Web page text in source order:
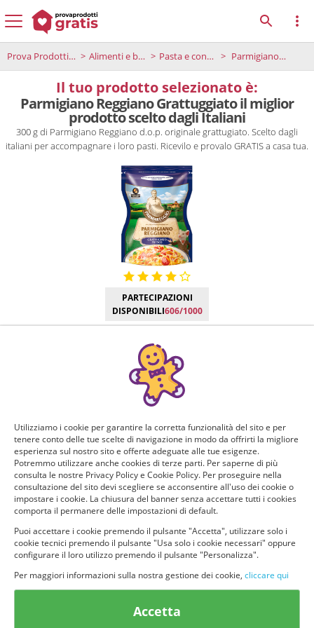
Prova Prodotti Gratis Alimenti e bevande Pasta e condimenti Parmigiano Reggiano Grattuggiato il miglior prodotto scelto dagli Italiani
Il tuo prodotto selezionato è:
Parmigiano Reggiano Grattuggiato il miglior
prodotto scelto dagli Italiani
300 g di Parmigiano Reggiano d.o.p. originale grattugiato. Scelto dagli
italiani per accompagnare i loro pasti. Ricevilo e provalo GRATIS a casa tua.
PARTECIPAZIONI
DISPONIBILI606/1000
Manca poco!
Puoi ricevere GRATIS questo nuovo prodotto, provarlo e
consigliarlo ad altri utenti. Per determinare se hai tutti i
requisiti per poter ricevere il prodotto da te selezionato e
testarlo, rispondi a questo breve questionario.
Domanda 1 di 4:
Per quante persone fai la spesa? Quanti siete in casa?
Solo io 2 persone
3 o più persone
Utilizziamo i cookie per garantire la corretta funzionalità del sito e per
tenere conto delle tue scelte di navigazione in modo da offrirti la migliore
esperienza sul nostro sito e offerte adeguate alle tue esigenze.
Potremmo utilizzare anche cookies di terze parti. Per saperne di più
consulta le nostre Privacy Policy e Cookie Policy. Per proseguire nella
consultazione del sito devi scegliere se acconsentire all'uso dei cookie o
impostare i cookie. La chiusura del banner senza accettare tutti i cookies
comporta il permanere delle impostazioni di default.
Puoi accettare i cookie premendo il pulsante "Accetta", utilizzare solo i
cookie tecnici premendo il pulsante "Usa solo i cookie necessari" oppure
configurare il loro utilizzo premendo il pulsante "Personalizza".
Per maggiori informazioni sulla nostra gestione dei cookie, cliccare qui
Accetta